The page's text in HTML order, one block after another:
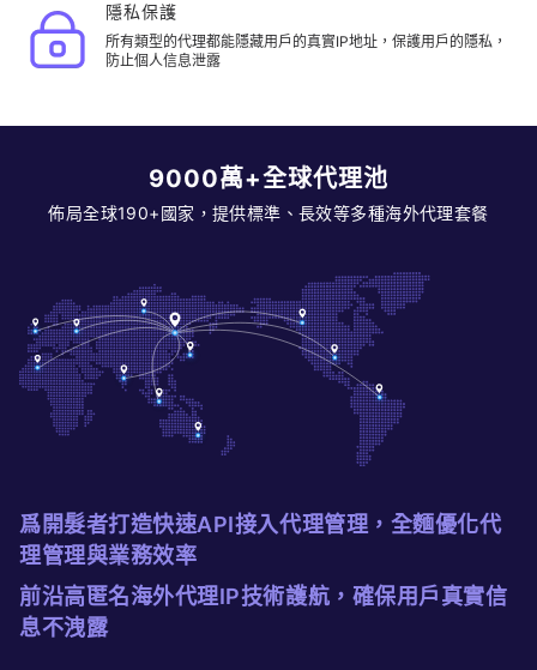
隱私保護
所有類型的代理都能隱藏用戶的真實IP地址，保護用戶的隱私，
防止個人信息泄露
9000萬+全球代理池
佈局全球190+國家，提供標準、長效等多種海外代理套餐
爲開髮者打造快速API接入代理管理，全麵優化代
理管理與業務效率
前沿高匿名海外代理IP技術護航，確保用戶真實信
息不洩露